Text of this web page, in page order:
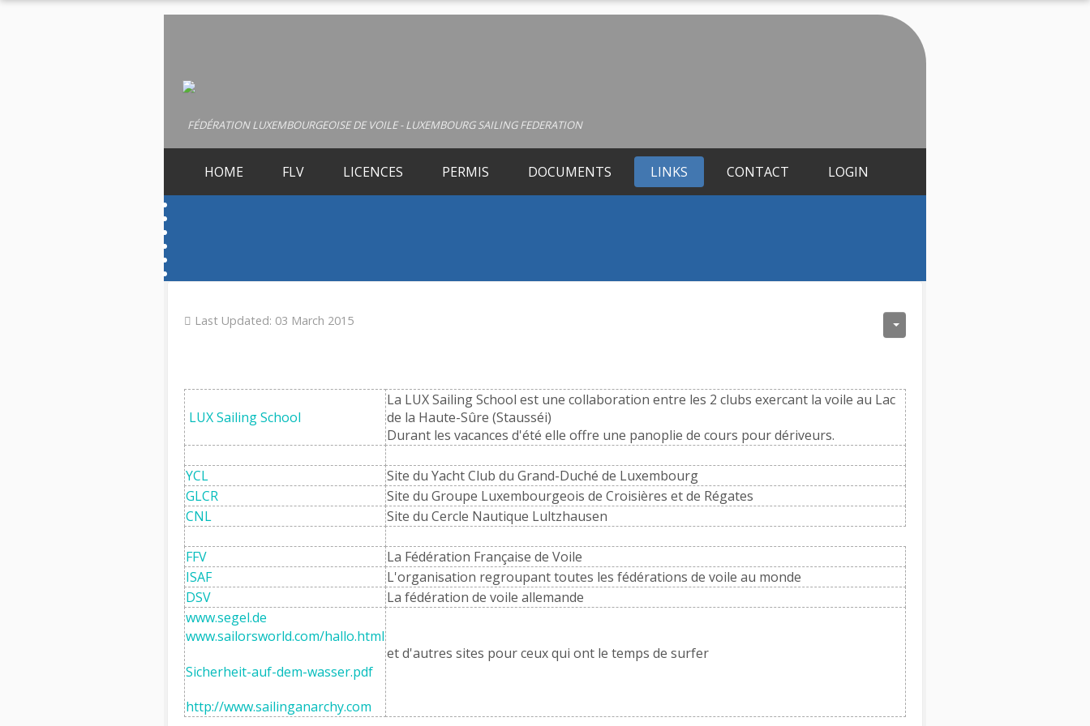
FÉDÉRATION LUXEMBOURGEOISE DE VOILE - LUXEMBOURG SAILING FEDERATION
HOME FLV LICENCES PERMIS DOCUMENTS LINKS CONTACT LOGIN
Last Updated: 03 March 2015
LUX Sailing School
La LUX Sailing School est une collaboration entre les 2 clubs exercant la voile au Lac
de la Haute-Sûre (Stausséi)
Durant les vacances d'été elle offre une panoplie de cours pour dériveurs.
YCL
Site du Yacht Club du Grand-Duché de Luxembourg
GLCR
Site du Groupe Luxembourgeois de Croisières et de Régates
CNL
Site du Cercle Nautique Lultzhausen
FFV
La Fédération Française de Voile
ISAF
L'organisation regroupant toutes les fédérations de voile au monde
DSV
La fédération de voile allemande
www.segel.de
www.sailorsworld.com/hallo.html
Sicherheit-auf-dem-wasser.pdf
http://www.sailinganarchy.com
et d'autres sites pour ceux qui ont le temps de surfer